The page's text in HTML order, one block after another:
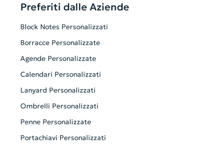
Preferiti dalle Aziende
Block Notes Personalizzati
Borracce Personalizzate
Agende Personalizzate
Calendari Personalizzati
Lanyard Personalizzati
Ombrelli Personalizzati
Penne Personalizzate
Portachiavi Personalizzati